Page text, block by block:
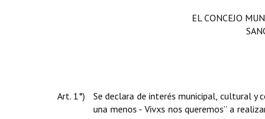
EL CONCEJO
Art. 1°) Se declara de interés municipal, cultural y
una menos - Vivxs nos queremos” a